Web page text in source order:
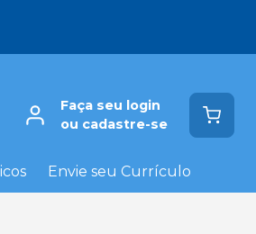
Faça seu login
ou cadastre-se
Envie seu Currículo